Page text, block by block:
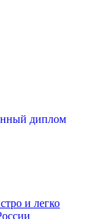
диплом
и легко